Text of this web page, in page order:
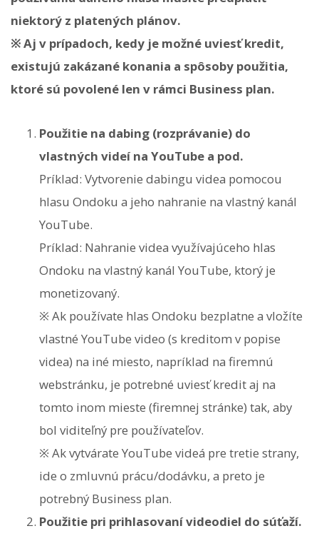
niektorý z platených plánov.
※ Aj v prípadoch, kedy je možné uviesť kredit,
existujú zakázané konania a spôsoby použitia,
ktoré sú povolené len v rámci Business plan.
Použitie na dabing (rozprávanie) do
vlastných videí na YouTube a pod.
Príklad: Vytvorenie dabingu videa pomocou
hlasu Ondoku a jeho nahranie na vlastný kanál
YouTube.
Príklad: Nahranie videa využívajúceho hlas
Ondoku na vlastný kanál YouTube, ktorý je
monetizovaný.
※ Ak používate hlas Ondoku bezplatne a vložíte
vlastné YouTube video (s kreditom v popise
videa) na iné miesto, napríklad na firemnú
webstránku, je potrebné uviesť kredit aj na
tomto inom mieste (firemnej stránke) tak, aby
bol viditeľný pre používateľov.
※ Ak vytvárate YouTube videá pre tretie strany,
ide o zmluvnú prácu/dodávku, a preto je
potrebný Business plan.
Použitie pri prihlasovaní videodiel do súťaží.